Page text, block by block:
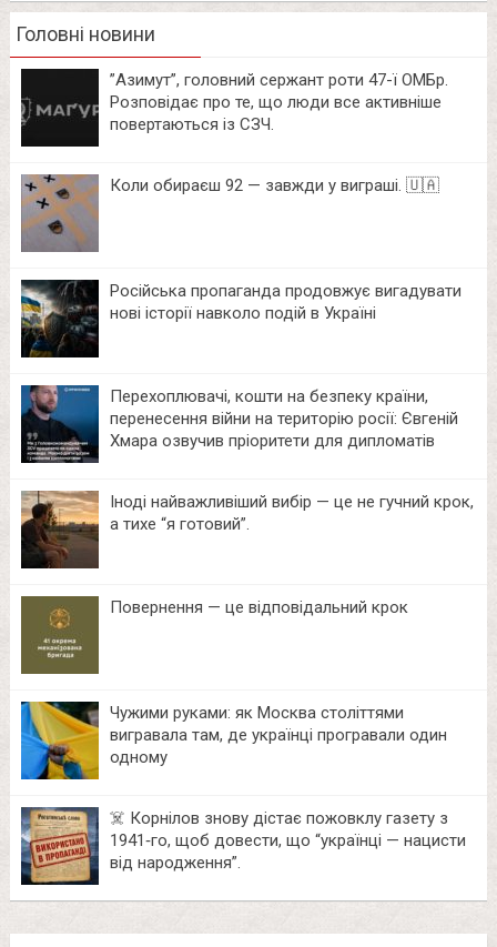
Головні новини
⁨”Азимут”, головний сержант роти 47-ї ОМБр.
Розповідає про те, що люди все активніше
повертаються із СЗЧ.
Коли обираєш 92 — завжди у виграші. 🇺🇦
Російська пропаганда продовжує вигадувати
нові історії навколо подій в Україні
Перехоплювачі, кошти на безпеку країни,
перенесення війни на територію росії: Євгеній
Хмара озвучив пріоритети для дипломатів
Іноді найважливіший вибір — це не гучний крок,
а тихе “я готовий”.
Повернення — це відповідальний крок
Чужими руками: як Москва століттями
вигравала там, де українці програвали один
одному
☠️ Корнілов знову дістає пожовклу газету з
1941‑го, щоб довести, що “українці — нацисти
від народження”.